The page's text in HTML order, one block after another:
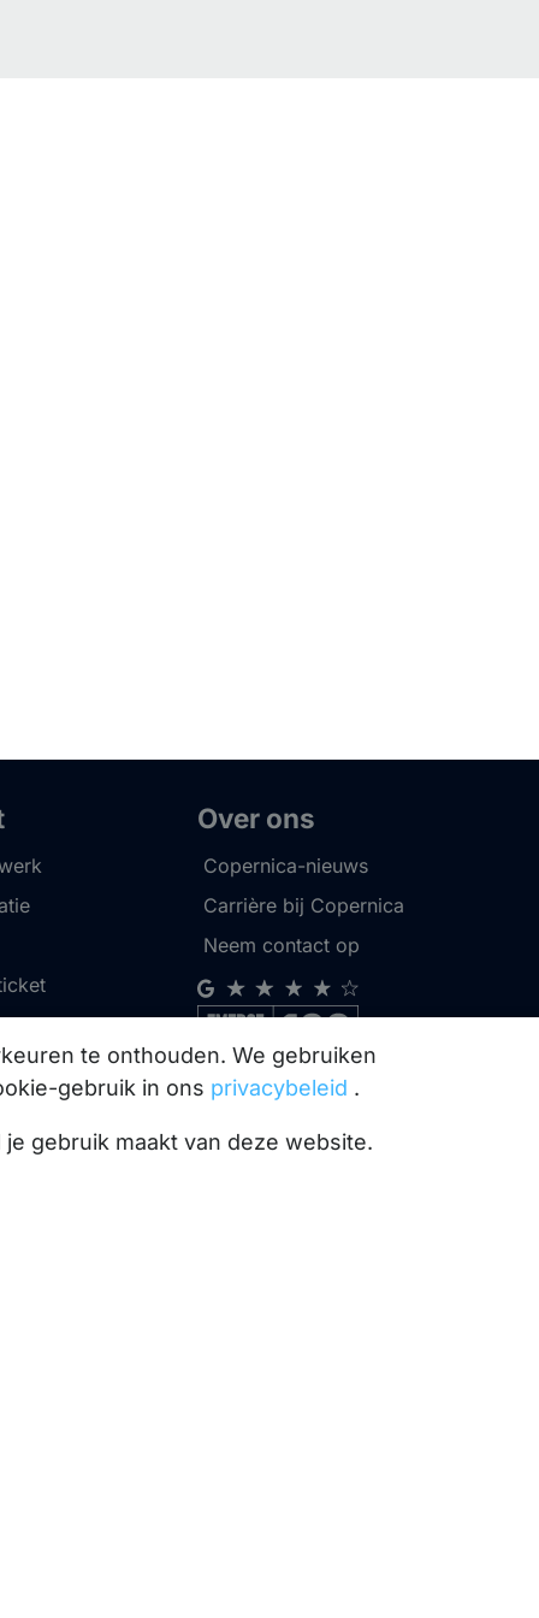
Over ons
Copernica-nieuws
Carrière bij Copernica
Neem contact op
te onthouden. We gebruiken
gebruik in ons privacybeleid .
gebruik maakt van deze website.